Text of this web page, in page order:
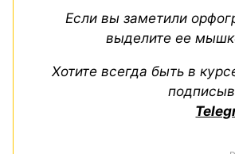
Если вы заметили
выделите ее
Хотите всегда быть в